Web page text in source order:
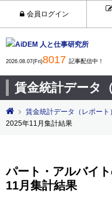
会員ログイン
2026.08.07(Fri)8017 記事配信中！
賃金統計データ
賃金統計データ（レポート）
2025年11月集計結果
パート・アルバイ
11月集計結果